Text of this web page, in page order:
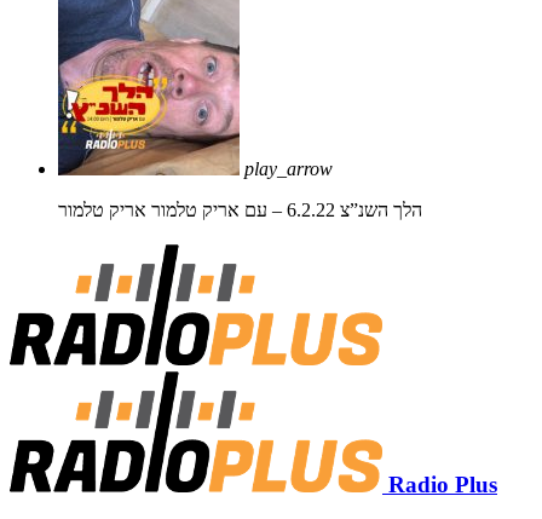
play_arrow
הלך השנ”צ 6.2.22 – עם אריק טלמור
אריק טלמור
Radio Plus